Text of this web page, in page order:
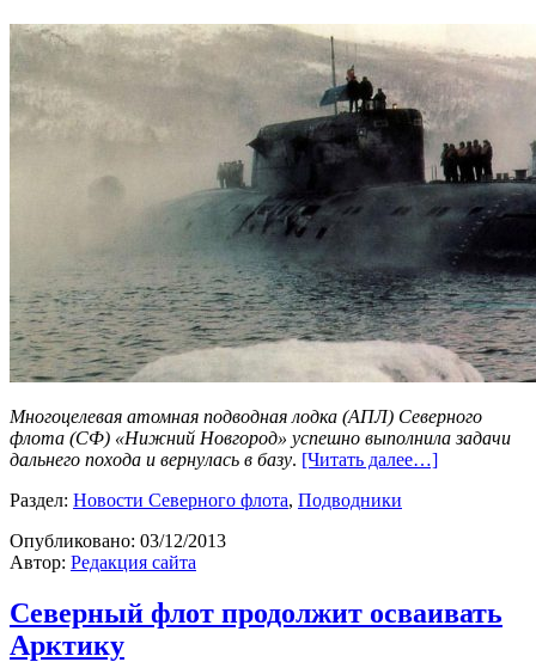
Многоцелевая атомная подводная лодка (АПЛ) Северного
флота (СФ) «Нижний Новгород» успешно выполнила задачи
дальнего похода и вернулась в базу. [Читать далее…]
Раздел: Новости Северного флота, Подводники
Опубликовано: 03/12/2013
Автор: Редакция сайта
Северный флот продолжит осваивать
Арктику